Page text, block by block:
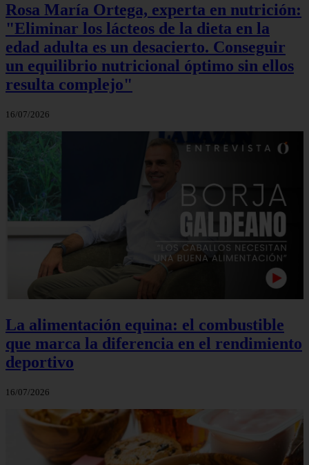
Rosa María Ortega, experta en nutrición:
"Eliminar los lácteos de la dieta en la
edad adulta es un desacierto. Conseguir
un equilibrio nutricional óptimo sin ellos
resulta complejo"
16/07/2026
La alimentación equina: el combustible
que marca la diferencia en el rendimiento
deportivo
16/07/2026